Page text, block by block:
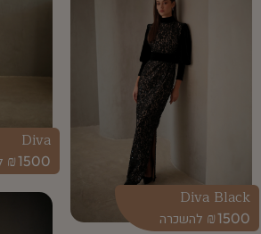
1500
₪
Diva Black
1500
₪
Diva